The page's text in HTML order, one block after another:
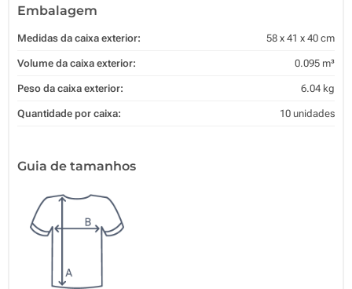
Embalagem
Medidas da caixa exterior: 58 x 41 x 40 cm
Volume da caixa exterior: 0.095 m³
Peso da caixa exterior: 6.04 kg
Quantidade por caixa: 10 unidades
Guia de tamanhos